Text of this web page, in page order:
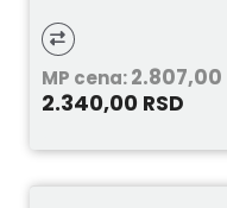
MP cena:2.807,00
2.340,00 RSD